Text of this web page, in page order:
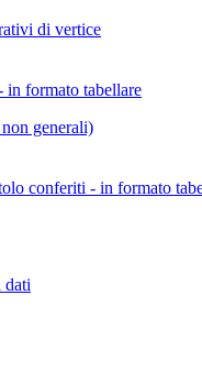
di vertice
formato tabellare
generali)
conferiti - in formato
dati